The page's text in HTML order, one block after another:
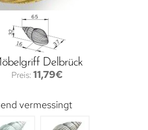
Delbrück
11,79€
vermessingt